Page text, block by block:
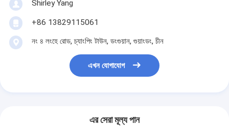
Shirley Yang
+86 13829115061
নং ৪ লংহে রোড, চ্যাংপিং টাউন, ডংগুয়ান, গুয়াংডং, চীন
এখন যোগাযোগ
এর সেরা মূল্য পান